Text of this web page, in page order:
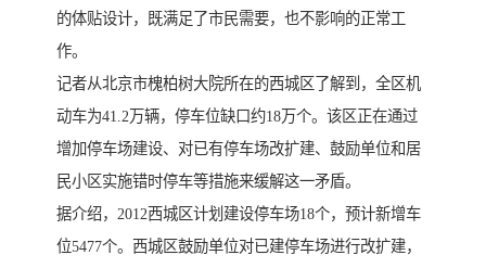
的体贴设计，既满足了市民需要，也不影响的正常工
作。
记者从北京市槐柏树大院所在的西城区了解到，全区机
动车为41.2万辆，停车位缺口约18万个。该区正在通过
增加停车场建设、对已有停车场改扩建、鼓励单位和居
民小区实施错时停车等措施来缓解这一矛盾。
据介绍，2012西城区计划建设停车场18个，预计新增车
位5477个。西城区鼓励单位对已建停车场进行改扩建，